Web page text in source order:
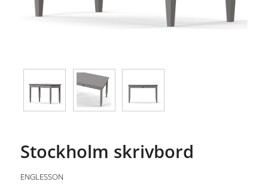
Stockholm skrivbord
ENGLESSON